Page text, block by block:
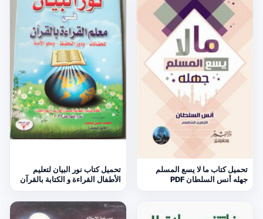
تحميل كتاب ما لا يسع المسلم
جهله أنس السلطان PDF
تحميل كتاب نور البيان لتعليم
الأطفال القراءة و الكتابة بالقرآن